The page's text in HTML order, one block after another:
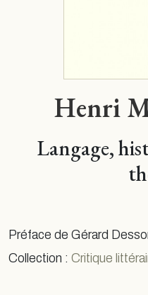
Henri
Langage,
Préface de Gérard
Collection : Critique